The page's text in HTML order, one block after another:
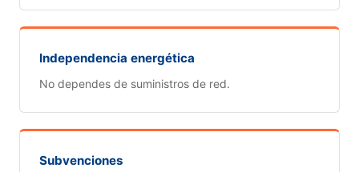
Independencia energética
No dependes de suministros de red.
Subvenciones